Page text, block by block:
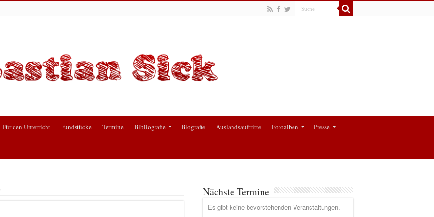
Für den Unterricht Fundstücke Termine Bibliografie Biografie Auslandsauftritte Fotoalben Presse
Nächste Termine
Es gibt keine bevorstehenden Veranstaltungen.